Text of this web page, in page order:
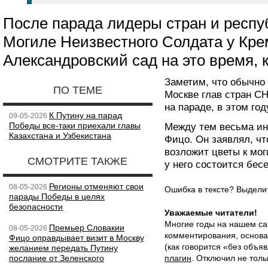
После парада лидеры стран и
Могиле Неизвестного Солдата у
Александровский сад на это время,
ПО ТЕМЕ
09-05-2026 К Путину на парад
Победы все-таки приехали главы
Казахстана и Узбекистана
СМОТРИТЕ ТАКЖЕ
08-05-2026 Регионы отменяют свои
парады Победы в целях
безопасности
08-05-2026 Премьер Словакии
Фицо оправдывает визит в Москву
желанием передать Путину
послание от Зеленского
Заметим, что
Москве глав стран
на параде, в этом
Между тем весьма
Фицо. Он заявлял,
возложит цветы к
у него состоится
Ошибка в тексте?
Уважаемые читатели!
Многие годы на нашем
комментирования,
(как говорится «без
плагин . Отключил не